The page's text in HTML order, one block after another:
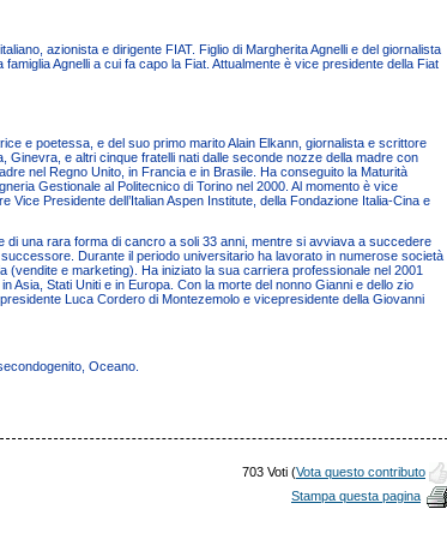
italiano , azionista e dirigente FIAT. Figlio di Margherita Agnelli e del giornalista
famiglia Agnelli a cui fa capo la Fiat . Attualmente è vice presidente della Fiat
e poetessa, e del suo primo maritoAlain Elkann , giornalista e scrittore
Ginevra, e altri cinque fratelli nati dalle seconde nozze della madre con
nel Regno Unito , in Francia e in Brasile . Ha conseguito la Maturità
Gestionale al Politecnico di Torino nel 2000. Al momento è vice
Vice Presidente dell’ Italian Aspen Institute , della Fondazione Italia-Cina e
di una rara forma di cancro a soli 33 anni, mentre si avviava a succedere
Durante il periodo universitario ha lavorato in numerose società
(vendite e marketing). Ha iniziato la sua carriera professionale nel 2001
Asia Stati Uniti e in Europa . Con la morte del nonno Gianni e dello zio
Luca Cordero di Montezemolo e vicepresidente della Giovanni
Oceano.
703 Voti (Vota questo contributo
Stampa questa pagina